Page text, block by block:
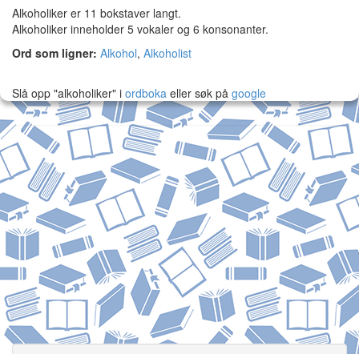
Alkoholiker er 11 bokstaver langt.
Alkoholiker inneholder 5 vokaler og 6 konsonanter.
Ord som ligner: Alkohol, Alkoholist
Slå opp "alkoholiker" i ordboka eller søk på google